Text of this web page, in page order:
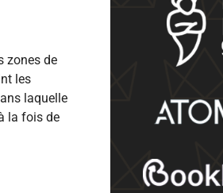
zones de
les
laquelle
la fois de